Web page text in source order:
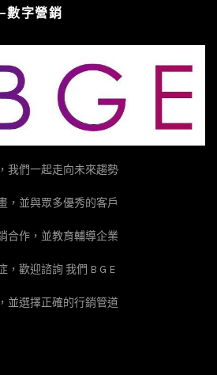
數字營銷
我們一起走向未來趨勢
，並與眾多優秀的客戶
合作，並教育輔導企業
，歡迎諮詢 我們 B G E
並選擇正確的行銷管道